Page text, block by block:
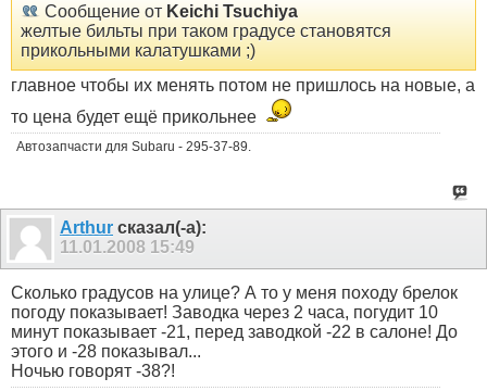
Сообщение от Keichi Tsuchiya
желтые бильты при таком градусе становятся
прикольными калатушками ;)
главное чтобы их менять потом не пришлось на новые, а
то цена будет ещё прикольнее
Автозапчасти для Subaru - 295-37-89.
Arthur сказал(-а):
11.01.2008 15:49
Сколько градусов на улице? А то у меня походу брелок
погоду показывает! Заводка через 2 часа, погудит 10
минут показывает -21, перед заводкой -22 в салоне! До
этого и -28 показывал...
Ночью говорят -38?!